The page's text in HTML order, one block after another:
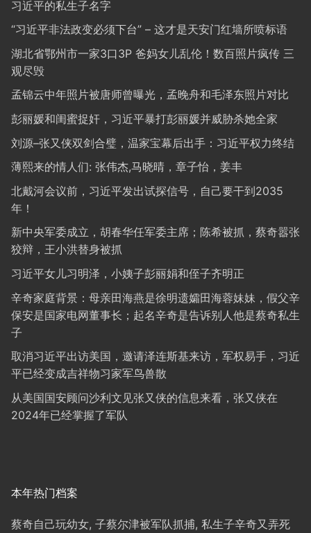
习近平的私生子名字
“习近平非法政变必须下台” – 这才是天安门红墙所喷标语
湖北省鄂州市一家3口3P 爸妈女儿乱伦！数百照片疯传 三
观尽毁
孟锦云中年照片被唐师曾曝光，孟晚舟和毛泽东照片对比
彭丽媛和闺蜜捉奸，习近平暴打彭丽媛并威胁杀她全家
刘源–张又侠双剑合璧，温家宝幕后出手：习近平权力终结
薄熙来的情人们: 张伟杰,马晓晴，章子怡，姜丰
北戴河会议前，习近平发出试探信号，自己要干到2035
年！
新中央军委成立，胡春华任军委主席；陈希被抓，蔡奇嚣张
狡辩，王小洪替身被抓
习近平女儿习明泽，小姨子彭丽娟和侄子齐明正
辛奇家庭背景：母亲田海燕是徐明遗孀田海蓉妹妹，假父辛
保安是国家电网董事长；起名辛奇是告诉别人他是蔡奇私生
子
取消习近平出访美国，邀请泽连斯基来访，军权易手，习近
平已经变成吉祥物习家军鸟兽散
从美国国安顾问沙利文见张又侠的信息来看，张又侠在
2024年已经掌握了军队
本年热门档案
蔡奇自己玩幼女, 子蔡尔津被军队抓捕, 私生子辛奇又弄死